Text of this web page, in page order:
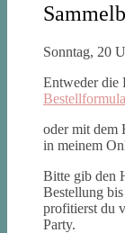
Sonntag, 20
Entweder die
oder mit dem
in meinem
Bitte gib den
Bestellung
profitierst du
Party.